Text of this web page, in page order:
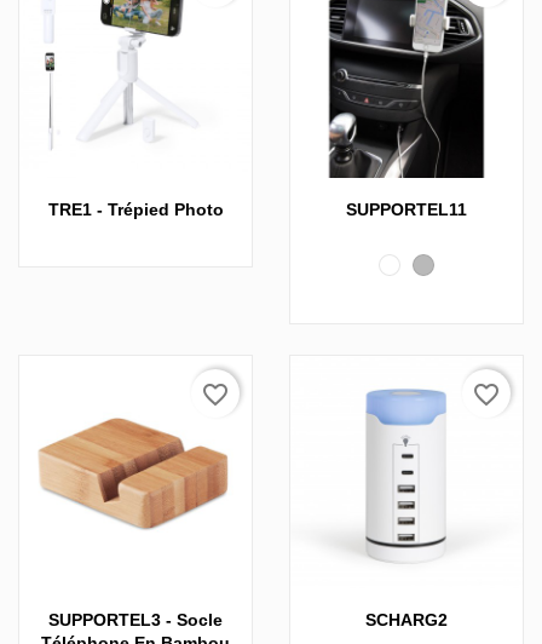
TRE1 - Trépied Photo SUPPORTEL11
Blanc Gris
SUPPORTEL3 - Socle
favorite_border
SCHARG2
favorite_border